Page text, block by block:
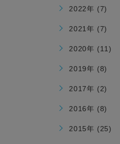
2022年 (7)
2021年 (7)
2020年 (11)
2019年 (8)
2017年 (2)
2016年 (8)
2015年 (25)